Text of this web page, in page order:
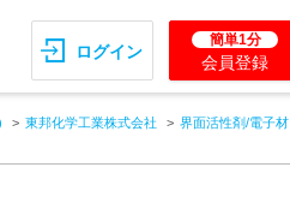
ログイン
簡単1分
会員登録
東邦化学工業株式会社 界面活性剤/電子材